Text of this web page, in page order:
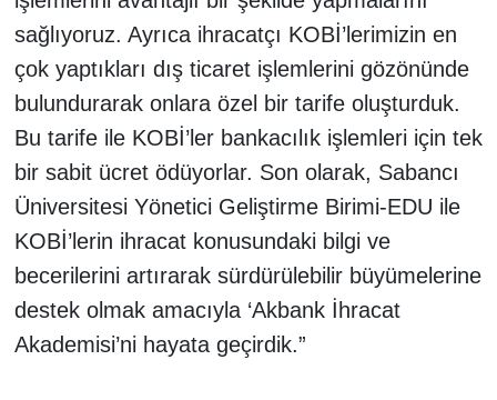
sağlıyoruz. Ayrıca ihracatçı KOBİ’lerimizin en
çok yaptıkları dış ticaret işlemlerini gözönünde
bulundurarak onlara özel bir tarife oluşturduk.
Bu tarife ile KOBİ’ler bankacılık işlemleri için tek
bir sabit ücret ödüyorlar. Son olarak, Sabancı
Üniversitesi Yönetici Geliştirme Birimi-EDU ile
KOBİ’lerin ihracat konusundaki bilgi ve
becerilerini artırarak sürdürülebilir büyümelerine
destek olmak amacıyla ‘Akbank İhracat
Akademisi’ni hayata geçirdik.”